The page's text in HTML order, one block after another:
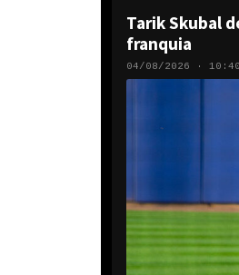
Tarik Skubal
franquia
04/08/2026 · 10:40